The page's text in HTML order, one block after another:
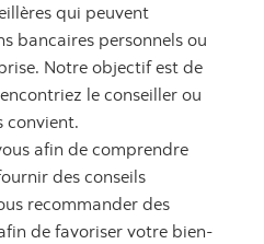
qui peuvent
bancaires personnels ou
Notre objectif est de
le conseiller ou
convient.
afin de comprendre
des conseils
recommander des
de favoriser votre bien-